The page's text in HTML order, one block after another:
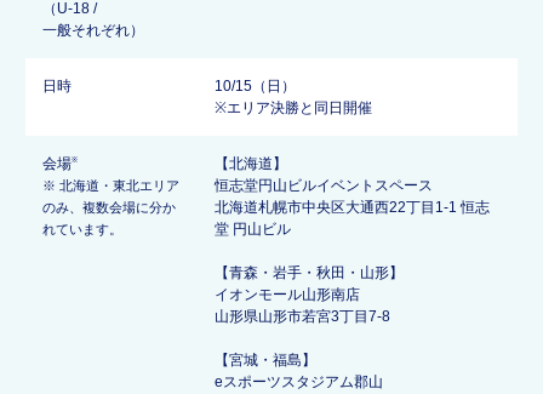
（U-18 /
一般それぞれ）
日時
10/15（日）
※エリア決勝と同日開催
会場※
※ 北海道・東北エリア
のみ、複数会場に分か
れています。
【北海道】
恒志堂円山ビルイベントスペース
北海道札幌市中央区大通西22丁目1-1 恒志
堂 円山ビル
【青森・岩手・秋田・山形】
イオンモール山形南店
山形県山形市若宮3丁目7-8
【宮城・福島】
eスポーツスタジアム郡山